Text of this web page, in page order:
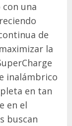
con una
de
la
inalámbrico
en tan
en el
buscan